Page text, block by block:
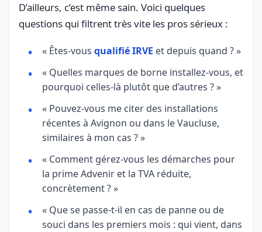
D’ailleurs, c’est même sain. Voici quelques
questions qui filtrent très vite les pros sérieux :
« Êtes-vous qualifié IRVE et depuis quand ? »
« Quelles marques de borne installez-vous, et
pourquoi celles-là plutôt que d’autres ? »
« Pouvez-vous me citer des installations
récentes à Avignon ou dans le Vaucluse,
similaires à mon cas ? »
« Comment gérez-vous les démarches pour
la prime Advenir et la TVA réduite,
concrètement ? »
« Que se passe-t-il en cas de panne ou de
souci dans les premiers mois : qui vient, dans